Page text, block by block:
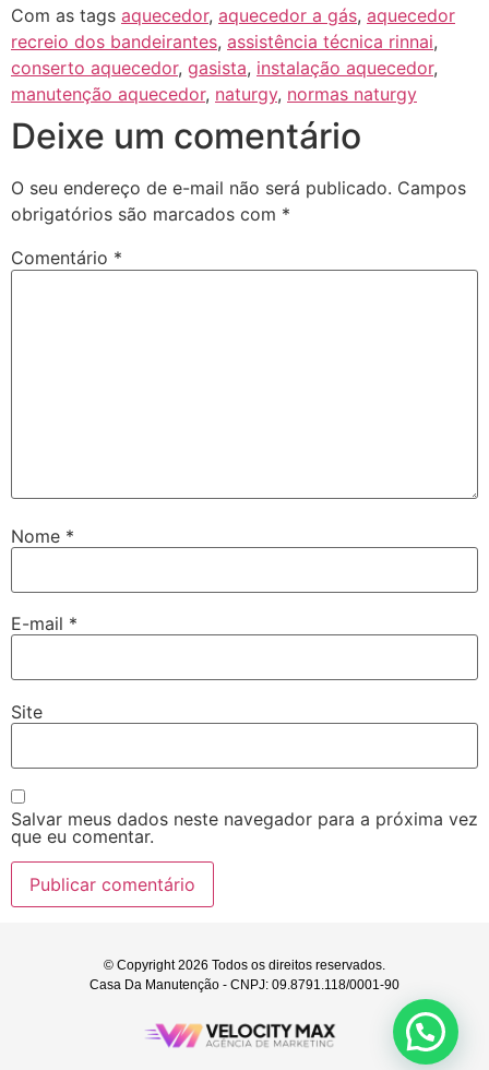
Com as tags aquecedor, aquecedor a gás, aquecedor
recreio dos bandeirantes, assistência técnica rinnai,
conserto aquecedor, gasista, instalação aquecedor,
manutenção aquecedor, naturgy, normas naturgy
Deixe um comentário
O seu endereço de e-mail não será publicado. Campos
obrigatórios são marcados com *
Comentário *
Nome *
E-mail *
Site
Salvar meus dados neste navegador para a próxima vez
que eu comentar.
© Copyright 2026 Todos os direitos reservados.
Casa Da Manutenção - CNPJ: 09.8791.118/0001-90